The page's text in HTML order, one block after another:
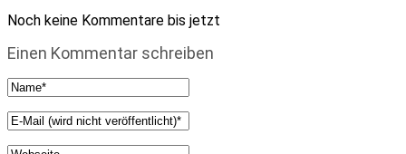
Noch keine Kommentare bis jetzt
Einen Kommentar schreiben